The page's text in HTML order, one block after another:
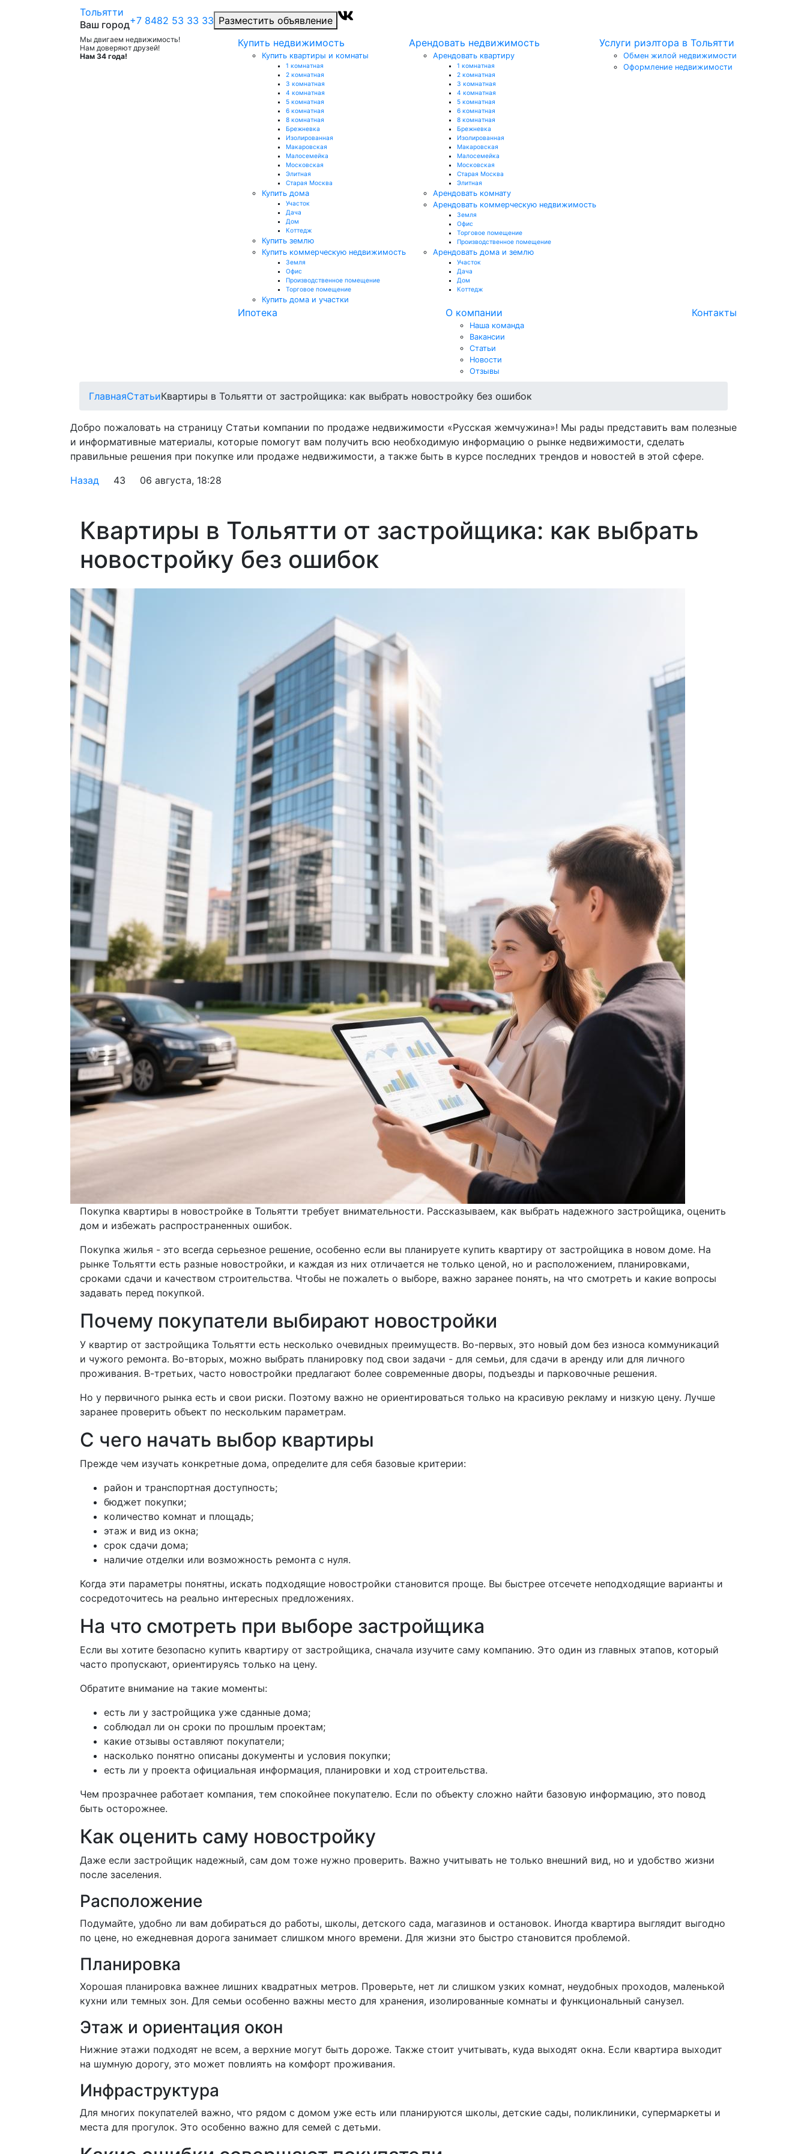
Мы двигаем недвижимость!
Нам доверяют друзей!
Нам 34 года!
Купить недвижимость
Купить квартиры и комнаты
1 комнатная
2 комнатная
3 комнатная
4 комнатная
5 комнатная
6 комнатная
8 комнатная
Брежневка
Изолированная
Макаровская
Малосемейка
Московская
Элитная
Старая Москва
Купить дома
Участок
Дача
Дом
Коттедж
Купить землю
Купить коммерческую недвижимость
Земля
Офис
Производственное помещение
Торговое помещение
Купить дома и участки
Арендовать недвижимость
Арендовать квартиру
1 комнатная
2 комнатная
3 комнатная
4 комнатная
5 комнатная
6 комнатная
8 комнатная
Брежневка
Изолированная
Макаровская
Малосемейка
Московская
Старая Москва
Элитная
Арендовать комнату
Арендовать коммерческую недвижимость
Земля
Офис
Торговое помещение
Производственное помещение
Арендовать дома и землю
Участок
Дача
Дом
Коттедж
Услуги риэлтора в Тольятти
Обмен жилой недвижимости
Оформление недвижимости
Ипотека О компании
Наша команда
Вакансии
Статьи
Новости
Отзывы
Контакты
Тольятти
Ваш город+7 8482 53 33 33 Разместить объявление
ГлавнаяСтатьиКвартиры в Тольятти от застройщика: как выбрать новостройку без ошибок
Добро пожаловать на страницу Статьи компании по продаже недвижимости «Русская жемчужина»! Мы рады представить вам полезные
и информативные материалы, которые помогут вам получить всю необходимую информацию о рынке недвижимости, сделать
правильные решения при покупке или продаже недвижимости, а также быть в курсе последних трендов и новостей в этой сфере.
Назад
43 06 августа, 18:28
Квартиры в Тольятти от застройщика: как выбрать
новостройку без ошибок
Покупка квартиры в новостройке в Тольятти требует внимательности. Рассказываем, как выбрать надежного застройщика, оценить
дом и избежать распространенных ошибок.
Покупка жилья - это всегда серьезное решение, особенно если вы планируете купить квартиру от застройщика в новом доме. На
рынке Тольятти есть разные новостройки, и каждая из них отличается не только ценой, но и расположением, планировками,
сроками сдачи и качеством строительства. Чтобы не пожалеть о выборе, важно заранее понять, на что смотреть и какие вопросы
задавать перед покупкой.
Почему покупатели выбирают новостройки
У квартир от застройщика Тольятти есть несколько очевидных преимуществ. Во-первых, это новый дом без износа коммуникаций
и чужого ремонта. Во-вторых, можно выбрать планировку под свои задачи - для семьи, для сдачи в аренду или для личного
проживания. В-третьих, часто новостройки предлагают более современные дворы, подъезды и парковочные решения.
Но у первичного рынка есть и свои риски. Поэтому важно не ориентироваться только на красивую рекламу и низкую цену. Лучше
заранее проверить объект по нескольким параметрам.
С чего начать выбор квартиры
Прежде чем изучать конкретные дома, определите для себя базовые критерии:
район и транспортная доступность;
бюджет покупки;
количество комнат и площадь;
этаж и вид из окна;
срок сдачи дома;
наличие отделки или возможность ремонта с нуля.
Когда эти параметры понятны, искать подходящие новостройки становится проще. Вы быстрее отсечете неподходящие варианты и
сосредоточитесь на реально интересных предложениях.
На что смотреть при выборе застройщика
Если вы хотите безопасно купить квартиру от застройщика, сначала изучите саму компанию. Это один из главных этапов, который
часто пропускают, ориентируясь только на цену.
Обратите внимание на такие моменты:
есть ли у застройщика уже сданные дома;
соблюдал ли он сроки по прошлым проектам;
какие отзывы оставляют покупатели;
насколько понятно описаны документы и условия покупки;
есть ли у проекта официальная информация, планировки и ход строительства.
Чем прозрачнее работает компания, тем спокойнее покупателю. Если по объекту сложно найти базовую информацию, это повод
быть осторожнее.
Как оценить саму новостройку
Даже если застройщик надежный, сам дом тоже нужно проверить. Важно учитывать не только внешний вид, но и удобство жизни
после заселения.
Расположение
Подумайте, удобно ли вам добираться до работы, школы, детского сада, магазинов и остановок. Иногда квартира выглядит выгодно
по цене, но ежедневная дорога занимает слишком много времени. Для жизни это быстро становится проблемой.
Планировка
Хорошая планировка важнее лишних квадратных метров. Проверьте, нет ли слишком узких комнат, неудобных проходов, маленькой
кухни или темных зон. Для семьи особенно важны место для хранения, изолированные комнаты и функциональный санузел.
Этаж и ориентация окон
Нижние этажи подходят не всем, а верхние могут быть дороже. Также стоит учитывать, куда выходят окна. Если квартира выходит
на шумную дорогу, это может повлиять на комфорт проживания.
Инфраструктура
Для многих покупателей важно, что рядом с домом уже есть или планируются школы, детские сады, поликлиники, супермаркеты и
места для прогулок. Это особенно важно для семей с детьми.